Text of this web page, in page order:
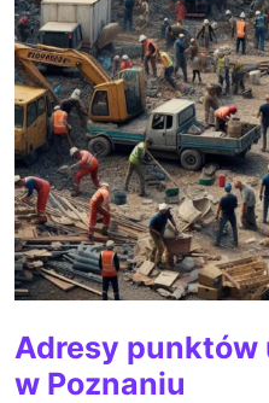
Adresy
w Poznaniu